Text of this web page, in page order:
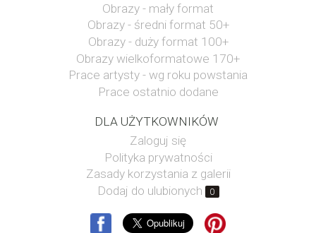
Obrazy - mały format
Obrazy - średni format 50+
Obrazy - duży format 100+
Obrazy wielkoformatowe 170+
Prace artysty - wg roku powstania
Prace ostatnio dodane
DLA UŻYTKOWNIKÓW
Zaloguj się
Polityka prywatności
Zasady korzystania z galerii
Dodaj do ulubionych
0